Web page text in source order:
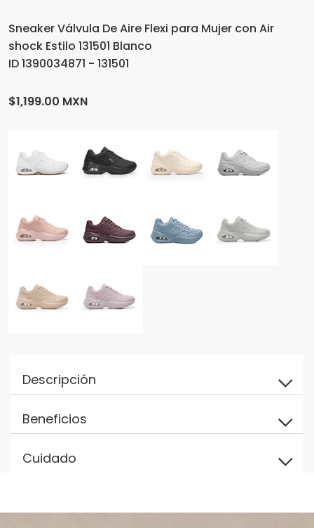
Sneaker Válvula De Aire Flexi para Mujer con Air
shock Estilo 131501 Blanco
ID 1390034871 - 131501
$1,199.00 MXN
Descripción
Beneficios
Cuidado